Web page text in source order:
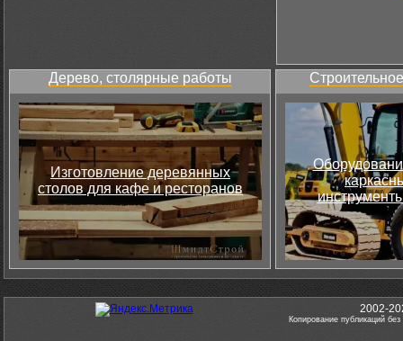
Дерево, столярные работы
Изготовление деревянных
столов для кафе и ресторанов
2002-
Копирование публикаций